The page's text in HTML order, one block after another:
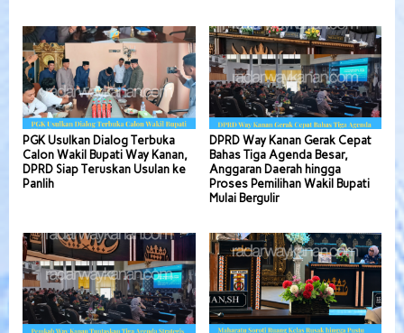
PGK Usulkan Dialog Terbuka
Calon Wakil Bupati Way Kanan,
DPRD Siap Teruskan Usulan ke
Panlih
DPRD Way Kanan Gerak Cepat
Bahas Tiga Agenda Besar,
Anggaran Daerah hingga
Proses Pemilihan Wakil Bupati
Mulai Bergulir